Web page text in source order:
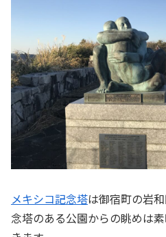
メキシコ記念塔は御宿町の岩
念塔のある公園からの眺めは